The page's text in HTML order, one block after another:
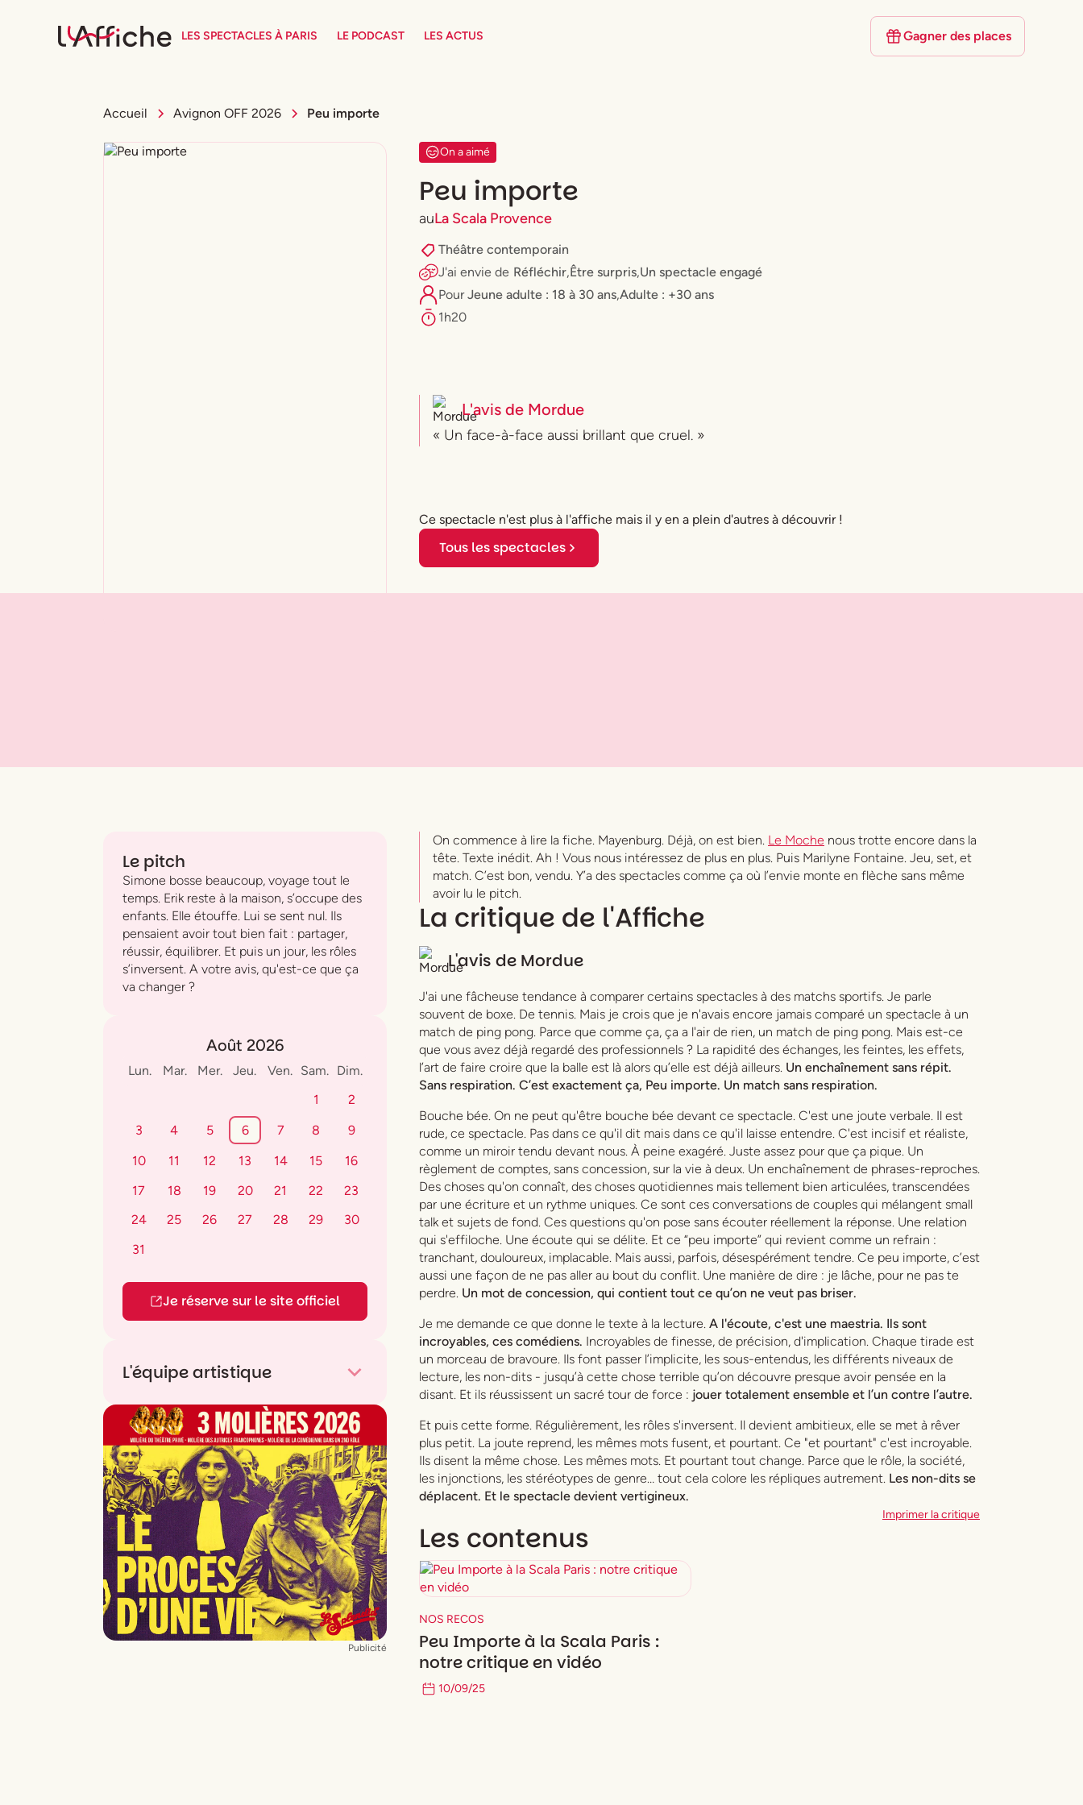
LES SPECTACLES À PARIS LE PODCAST LES ACTUS Gagner des places
Accueil Avignon OFF 2026 Peu importe
On a aimé
Peu importe
auLa Scala Provence
Théâtre contemporain
J'ai envie de Réfléchir,Être surpris,Un spectacle engagé
Pour⁠Jeune adulte : 18 à 30 ans,Adulte : +30 ans
1h20
L'avis de Mordue
« Un face-à-face aussi brillant que cruel. »
Ce spectacle n'est plus à l'affiche mais il y en a plein d'autres à découvrir !
Tous les spectacles
Le pitch
Simone bosse beaucoup, voyage tout le
temps. Erik reste à la maison, s’occupe des
enfants. Elle étouffe. Lui se sent nul. Ils
pensaient avoir tout bien fait : partager,
réussir, équilibrer. Et puis un jour, les rôles
s’inversent. A votre avis, qu'est-ce que ça
va changer ?
Août 2026
Lun. Mar. Mer. Jeu. Ven. Sam. Dim.
1
2
3
4 5 6 7 8
9
10
11 12 13 14 15
16
17
18 19 20 21 22
23
24
25 26 27 28 29
30
31
Je réserve sur le site officiel
L'équipe artistique
TexteMarius von Mayenburg
Mise en scène et traduction Robin
Ormond
InterprétationMarilyne Fontaine,Assane
Timbo
Scénographie & lumièresManon Vergotte
Costumes
Louise Digard
Création sonore
Arthur Frick
DramaturgieLaurent Muhleisen
Publicité
On commence à lire la fiche. Mayenburg. Déjà, on est bien. Le Moche nous trotte encore dans la
tête. Texte inédit. Ah ! Vous nous intéressez de plus en plus. Puis Marilyne Fontaine. Jeu, set, et
match. C’est bon, vendu. Y’a des spectacles comme ça où l’envie monte en flèche sans même
avoir lu le pitch.
La critique de l'Affiche
L'avis de Mordue
J'ai une fâcheuse tendance à comparer certains spectacles à des matchs sportifs. Je parle
souvent de boxe. De tennis. Mais je crois que je n'avais encore jamais comparé un spectacle à un
match de ping pong. Parce que comme ça, ça a l'air de rien, un match de ping pong. Mais est-ce
que vous avez déjà regardé des professionnels ? La rapidité des échanges, les feintes, les effets,
l’art de faire croire que la balle est là alors qu’elle est déjà ailleurs. Un enchaînement sans répit.
Sans respiration. C’est exactement ça, Peu importe. Un match sans respiration.
Bouche bée. On ne peut qu'être bouche bée devant ce spectacle. C'est une joute verbale. Il est
rude, ce spectacle. Pas dans ce qu'il dit mais dans ce qu'il laisse entendre. C'est incisif et réaliste,
comme un miroir tendu devant nous. À peine exagéré. Juste assez pour que ça pique. Un
règlement de comptes, sans concession, sur la vie à deux. Un enchaînement de phrases-reproches.
Des choses qu'on connaît, des choses quotidiennes mais tellement bien articulées, transcendées
par une écriture et un rythme uniques. Ce sont ces conversations de couples qui mélangent small
talk et sujets de fond. Ces questions qu'on pose sans écouter réellement la réponse. Une relation
qui s'effiloche. Une écoute qui se délite. Et ce “peu importe” qui revient comme un refrain :
tranchant, douloureux, implacable. Mais aussi, parfois, désespérément tendre. Ce peu importe, c’est
aussi une façon de ne pas aller au bout du conflit. Une manière de dire : je lâche, pour ne pas te
perdre. Un mot de concession, qui contient tout ce qu’on ne veut pas briser.
Je me demande ce que donne le texte à la lecture. A l'écoute, c'est une maestria. Ils sont
incroyables, ces comédiens. Incroyables de finesse, de précision, d'implication. Chaque tirade est
un morceau de bravoure. Ils font passer l’implicite, les sous-entendus, les différents niveaux de
lecture, les non-dits - jusqu’à cette chose terrible qu’on découvre presque avoir pensée en la
disant. Et ils réussissent un sacré tour de force : jouer totalement ensemble et l’un contre l’autre.
Et puis cette forme. Régulièrement, les rôles s'inversent. Il devient ambitieux, elle se met à rêver
plus petit. La joute reprend, les mêmes mots fusent, et pourtant. Ce "et pourtant" c'est incroyable.
Ils disent la même chose. Les mêmes mots. Et pourtant tout change. Parce que le rôle, la société,
les injonctions, les stéréotypes de genre… tout cela colore les répliques autrement. Les non-dits se
déplacent. Et le spectacle devient vertigineux.
Imprimer la critique
Les contenus
NOS RECOS
Peu Importe à la Scala Paris :
notre critique en vidéo
10/09/25